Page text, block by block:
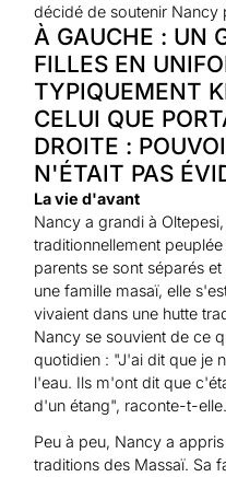
décidé de soutenir Nancy
À GAUCHE : UN
FILLES EN
TYPIQUEMENT
CELUI QUE
DROITE :
N'ÉTAIT PAS
La vie d'avant
Nancy a grandi à
traditionnellement
parents se sont séparés
une famille masaï, elle
vivaient dans une hutte
Nancy se souvient de ce
quotidien : "J'ai dit que je
l'eau. Ils m'ont dit que
d'un étang", raconte-t-elle.
Peu à peu, Nancy a
traditions des Massaï. Sa